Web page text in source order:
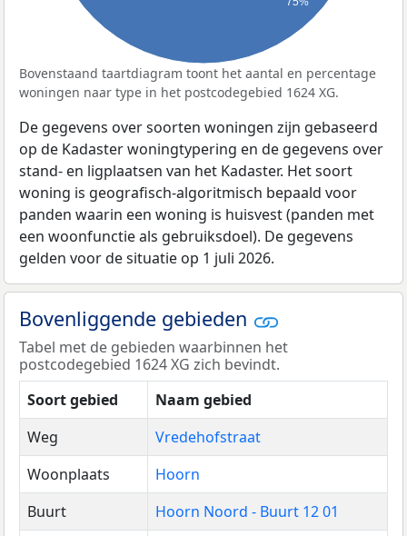
Bovenstaand taartdiagram toont het aantal en percentage
woningen naar type in het postcodegebied 1624 XG.
De gegevens over soorten woningen zijn gebaseerd
op de Kadaster woningtypering en de gegevens over
stand- en ligplaatsen van het Kadaster. Het soort
woning is geografisch-algoritmisch bepaald voor
panden waarin een woning is huisvest (panden met
een woonfunctie als gebruiksdoel). De gegevens
gelden voor de situatie op 1 juli 2026.
Bovenliggende gebieden
Tabel met de gebieden waarbinnen het
postcodegebied 1624 XG zich bevindt.
Soort gebied
Naam gebied
Weg
Vredehofstraat
Woonplaats
Hoorn
Buurt
Hoorn Noord - Buurt 12 01